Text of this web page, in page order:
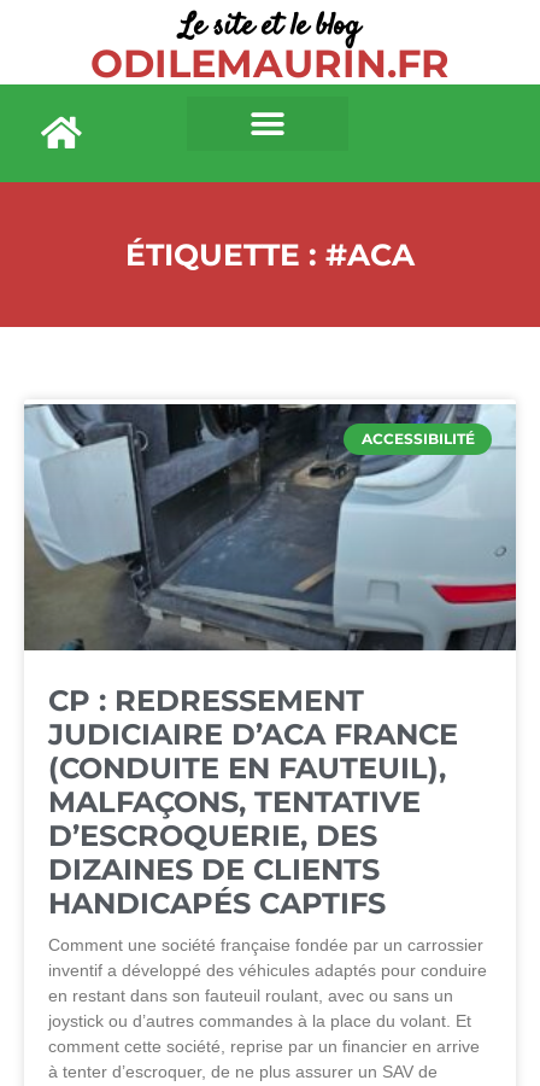
Le site et le blog
ODILEMAURIN.FR
ÉTIQUETTE : #ACA
ACCESSIBILITÉ
CP : REDRESSEMENT
JUDICIAIRE D’ACA FRANCE
(CONDUITE EN FAUTEUIL),
MALFAÇONS, TENTATIVE
D’ESCROQUERIE, DES
DIZAINES DE CLIENTS
HANDICAPÉS CAPTIFS
Comment une société française fondée par un carrossier
inventif a développé des véhicules adaptés pour conduire
en restant dans son fauteuil roulant, avec ou sans un
joystick ou d’autres commandes à la place du volant. Et
comment cette société, reprise par un financier en arrive
à tenter d’escroquer, de ne plus assurer un SAV de